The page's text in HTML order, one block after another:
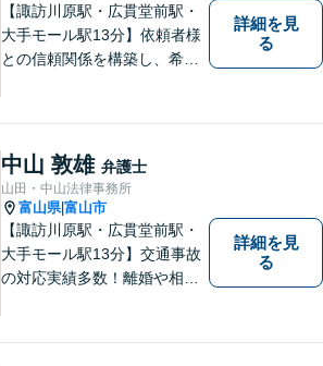
【諏訪川原駅・広貫堂前駅・
大手モール駅13分】依頼者様
との信頼関係を構築し、希望
したことでも、ぜひお気軽に
ご相談ください。平日夜間相
談OK！【複数弁護士在籍】
詳細を見
る
中山 敦雄 弁護士
山田・中山法律事務所
富山県|富山市
【諏訪川原駅・広貫堂前駅・
大手モール駅13分】交通事故
の対応実績多数！離婚や相続
抱える前に、私と一緒に最善
詳細を見
る